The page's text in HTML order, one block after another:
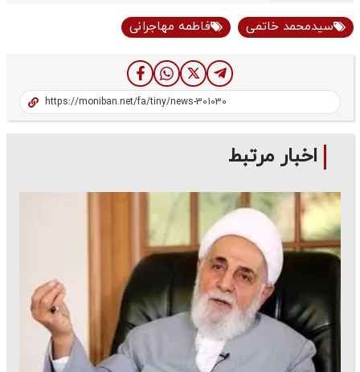
سیدمحمد خاتمی فاطمه مهاجرانی
اخبار مرتبط